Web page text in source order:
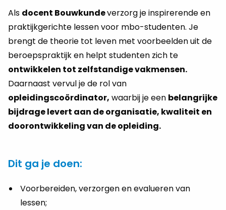
Als docent Bouwkundeverzorg je inspirerende en
praktijkgerichte lessen voor mbo-studenten. Je
brengt de theorie tot leven met voorbeelden uit de
beroepspraktijk en helpt studenten zich te
ontwikkelen tot zelfstandige vakmensen.
Daarnaast vervul je de rol van
opleidingscoördinator, waarbij je een belangrijke
bijdrage levert aan de organisatie, kwaliteit en
doorontwikkeling van de opleiding.
Dit ga je doen:
Voorbereiden, verzorgen en evalueren van
lessen;